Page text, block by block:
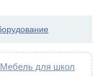
Мебель для школ